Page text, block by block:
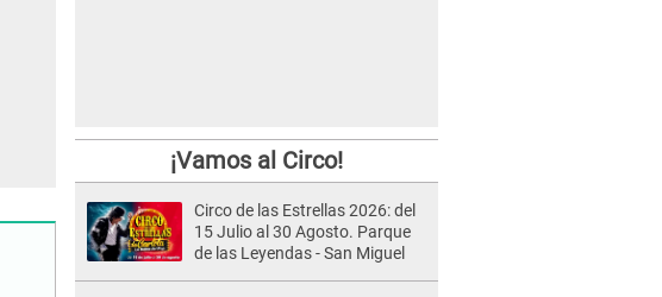
¡Vamos al Circo!
Circo de las Estrellas 2026: del
15 Julio al 30 Agosto. Parque
de las Leyendas - San Miguel